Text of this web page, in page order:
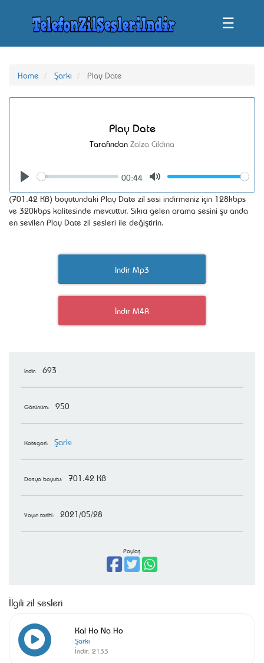
☰
Home Şarkı Play Date
Play Date
Tarafından Zalza Cildina
Seek
00:44
Volume
(701.42 KB) boyutundaki Play Date zil sesi indirmeniz için 128kbps
ve 320kbps kalitesinde mevcuttur. Sıkıcı gelen arama sesini şu anda
en sevilen Play Date zil sesleri ile değiştirin.
İndir Mp3
İndir M4R
İndir: 693
Görünüm: 950
Kategori: Şarkı
Dosya boyutu: 701.42 KB
Yayın tarihi: 2021/05/28
Paylaş
İlgili zil sesleri
Kal Ho Na Ho
Şarkı
İndir: 2133